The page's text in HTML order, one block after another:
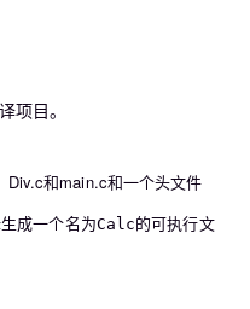
项目。
和main.c和一个头文件
成一个名为Calc的可执行文